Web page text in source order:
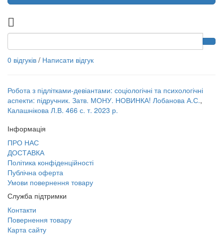
0 відгуків / Написати відгук
Робота з підлітками-девіантами: соціологічні та психологічні
аспекти: підручник. Затв. МОНУ. НОВИНКА! Лобанова А.С.,
Калашнікова Л.В. 466 с. т. 2023 р.
Інформація
ПРО НАС
ДОСТАВКА
Політика конфіденційності
Публічна оферта
Умови повернення товару
Служба підтримки
Контакти
Повернення товару
Карта сайту